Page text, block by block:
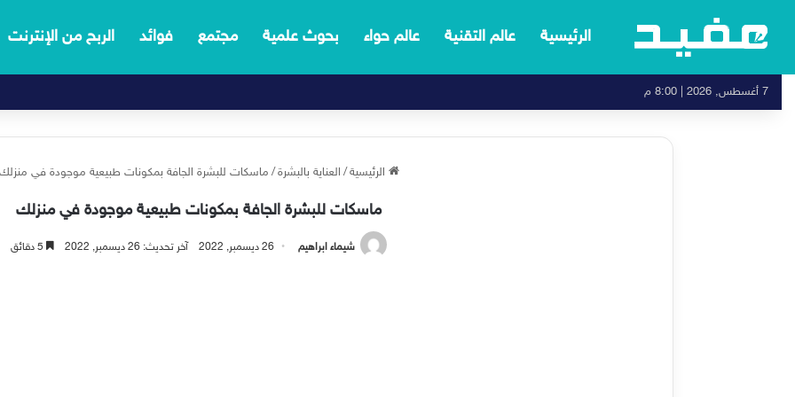
الرئيسية عالم التقنية عالم حواء بحوث علمية مجتمع فوائد الربح من الإنترنت
7 أغسطس, 2026 | 8:00 م
الرئيسية / العناية بالبشرة / ماسكات للبشرة الجافة بمكونات طبيعية موجودة في منزلك
ماسكات للبشرة الجافة بمكونات طبيعية موجودة في منزلك
شيماء ابراهيم 26 ديسمبر, 2022 آخر تحديث: 26 ديسمبر, 2022